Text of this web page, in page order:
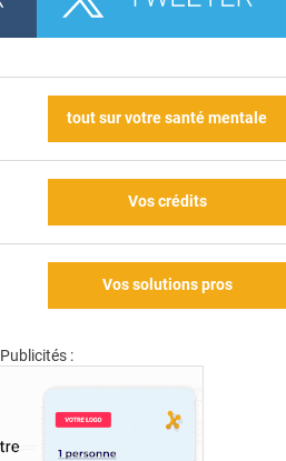
tout sur votre santé mentale
Vos crédits
Vos solutions pros
Publicités :